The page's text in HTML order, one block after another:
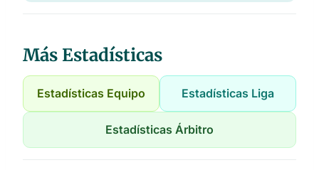
Más Estadísticas
Estadísticas Equipo Estadísticas Liga
Estadísticas Árbitro